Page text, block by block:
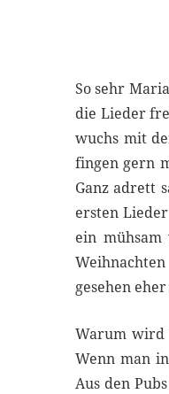
So sehr
die Lieder
wuchs mit
fingen gern
Ganz adrett
ersten
ein
gesehen eher
Warum wird
Wenn man
Aus den